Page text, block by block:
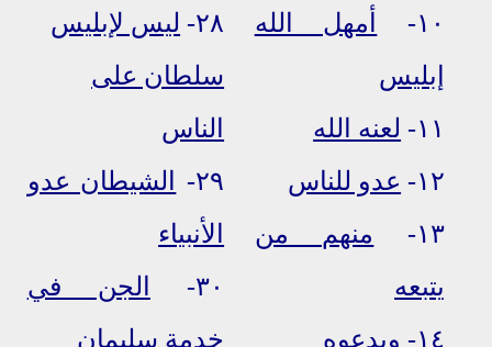
١٠-
أمهل الله
إبليس
١١-
لعنه الله
١٢-
عدو للناس
١٣-
منهم من
يتبعه
١٤-
ويدعوه
٢٨-
ليس لإبليس
سلطان على
الناس
٢٩-
الشيطان عدو
الأنبياء
٣٠-
الجن في
خدمة سليمان